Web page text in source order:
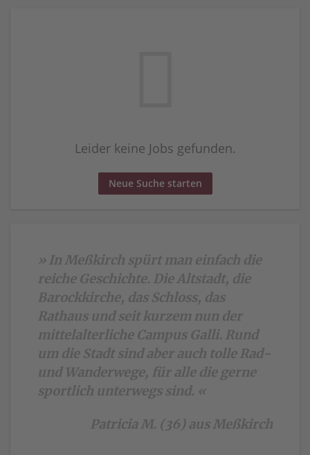
Leider keine Jobs gefunden.
Neue Suche starten
» In Meßkirch spürt man einfach die
reiche Geschichte. Die Altstadt, die
Barockkirche, das Schloss, das
Rathaus und seit kurzem nun der
mittelalterliche Campus Galli. Rund
um die Stadt sind aber auch tolle Rad-
und Wanderwege, für alle die gerne
sportlich unterwegs sind. «
Patricia M. (36) aus Meßkirch